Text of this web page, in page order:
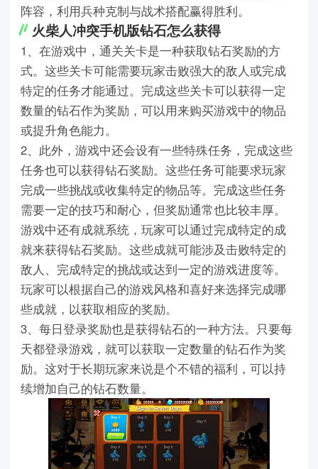
阵容，利用兵种克制与战术搭配赢得胜利。
火柴人冲突手机版钻石怎么获得
1、在游戏中，通关关卡是一种获取钻石奖励的方
式。这些关卡可能需要玩家击败强大的敌人或完成
特定的任务才能通过。完成这些关卡可以获得一定
数量的钻石作为奖励，可以用来购买游戏中的物品
或提升角色能力。
2、此外，游戏中还会设有一些特殊任务，完成这些
任务也可以获得钻石奖励。这些任务可能要求玩家
完成一些挑战或收集特定的物品等。完成这些任务
需要一定的技巧和耐心，但奖励通常也比较丰厚。
游戏中还有成就系统，玩家可以通过完成特定的成
就来获得钻石奖励。这些成就可能涉及击败特定的
敌人、完成特定的挑战或达到一定的游戏进度等。
玩家可以根据自己的游戏风格和喜好来选择完成哪
些成就，以获取相应的奖励。
3、每日登录奖励也是获得钻石的一种方法。只要每
天都登录游戏，就可以获取一定数量的钻石作为奖
励。这对于长期玩家来说是个不错的福利，可以持
续增加自己的钻石数量。